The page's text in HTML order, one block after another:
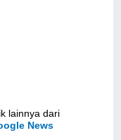
lainnya dari
News